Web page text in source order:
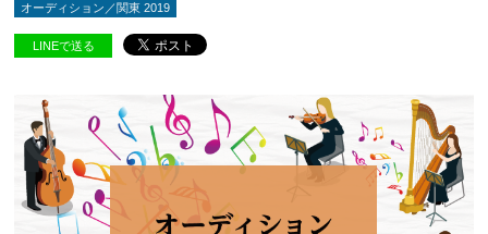
オーディション／関東 2019
LINEで送る